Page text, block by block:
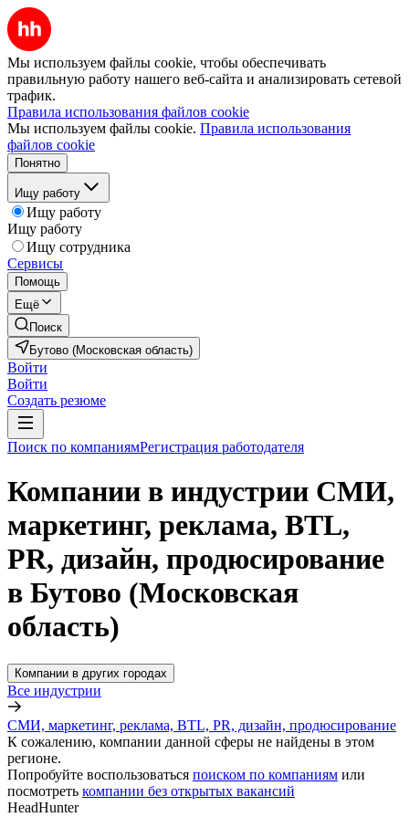
Мы используем файлы cookie, чтобы обеспечивать
правильную работу нашего веб-сайта и анализировать сетевой
трафик.
Правила использования файлов cookie
Мы используем файлы cookie. Правила использования
файлов cookie
Понятно
Ищу работу
Ищу работу
Ищу работу
Ищу сотрудника
Сервисы
Помощь
Ещё
Поиск
Бутово (Московская область)
Войти
Войти
Создать резюме
Поиск по компаниямРегистрация работодателя
Компании в индустрии СМИ,
маркетинг, реклама, BTL,
PR, дизайн, продюсирование
в Бутово (Московская
область)
Компании в других городах
Все индустрии
СМИ, маркетинг, реклама, BTL, PR, дизайн, продюсирование
К сожалению, компании данной сферы не найдены в этом
регионе.
Попробуйте воспользоваться поиском по компаниям или
посмотреть компании без открытых вакансий
HeadHunter